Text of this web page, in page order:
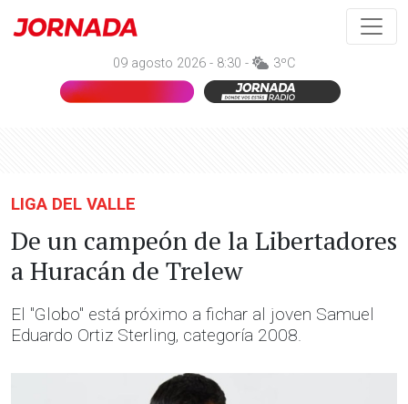
09 agosto 2026 - 8:30 - 3ºC
LIGA DEL VALLE
De un campeón de la Libertadores
a Huracán de Trelew
El "Globo" está próximo a fichar al joven Samuel
Eduardo Ortiz Sterling, categoría 2008.